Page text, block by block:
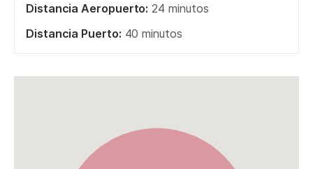
Distancia Aeropuerto: 24 minutos
Distancia Puerto: 40 minutos